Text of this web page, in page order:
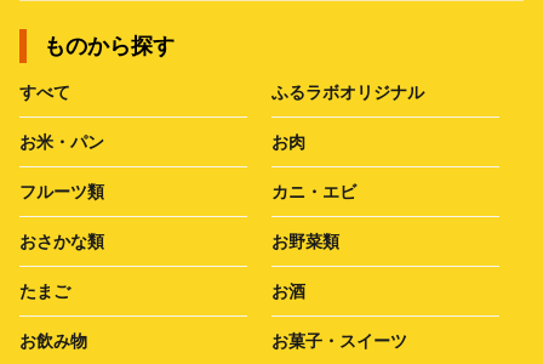
ものから探す
すべて ふるラボオリジナル
お米・パン お肉
フルーツ類 カニ・エビ
おさかな類 お野菜類
たまご お酒
お飲み物 お菓子・スイーツ